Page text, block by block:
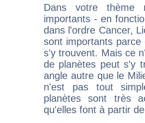
Dans votre thème
importants - en
dans l'ordre Cancer,
sont importants parce
s'y trouvent. Mais ce
de planètes peut s'y
angle autre que le
n'est pas tout
planètes sont très
qu'elles font à partir